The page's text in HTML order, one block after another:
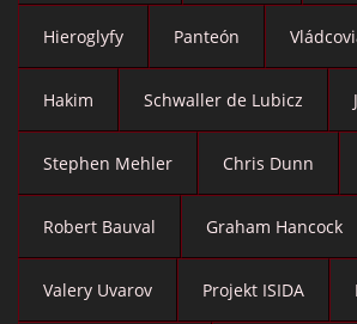
Hieroglyfy Panteón
Hakim Schwaller de Lubicz
Stephen Mehler Chris Dunn
Robert Bauval Graham Hancock
Valery Uvarov Projekt ISIDA